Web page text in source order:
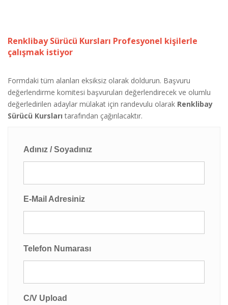
Renklibay Sürücü Kursları Profesyonel kişilerle
çalışmak istiyor
Formdaki tüm alanları eksiksiz olarak doldurun. Başvuru
değerlendirme komitesi başvuruları değerlendirecek ve olumlu
değerledirilen adaylar mülakat için randevulu olarak Renklibay
Sürücü Kursları tarafından çağırılacaktır.
Adınız / Soyadınız
E-Mail Adresiniz
Telefon Numarası
C/V Upload